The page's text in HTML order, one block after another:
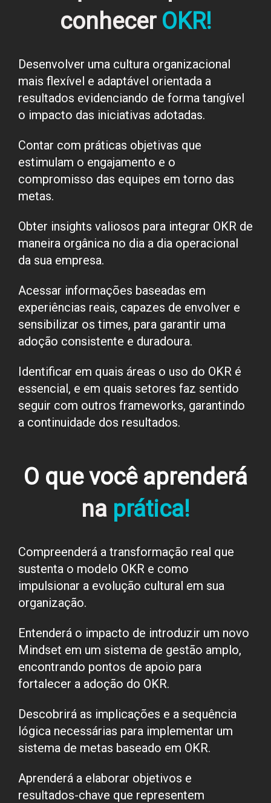
conhecer OKR!
Desenvolver uma cultura organizacional
mais flexível e adaptável orientada a
resultados evidenciando de forma tangível
o impacto das iniciativas adotadas.
Contar com práticas objetivas que
estimulam o engajamento e o
compromisso das equipes em torno das
metas.
Obter insights valiosos para integrar OKR de
maneira orgânica no dia a dia operacional
da sua empresa.
Acessar informações baseadas em
experiências reais, capazes de envolver e
sensibilizar os times, para garantir uma
adoção consistente e duradoura.
Identificar em quais áreas o uso do OKR é
essencial, e em quais setores faz sentido
seguir com outros frameworks, garantindo
a continuidade dos resultados.
O que você aprenderá
na prática!
Compreenderá a transformação real que
sustenta o modelo OKR e como
impulsionar a evolução cultural em sua
organização.
Entenderá o impacto de introduzir um novo
Mindset em um sistema de gestão amplo,
encontrando pontos de apoio para
fortalecer a adoção do OKR.
Descobrirá as implicações e a sequência
lógica necessárias para implementar um
sistema de metas baseado em OKR.
Aprenderá a elaborar objetivos e
resultados-chave que representem